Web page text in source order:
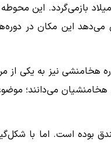
بازمی‌گردد. این محوطه
می‌دهد این مکان در
نیز به یکی از
هخامنشیان می‌دانند؛
بوده است. اما با